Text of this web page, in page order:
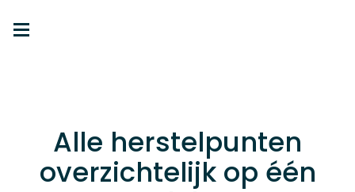
Alle herstelpunten
overzichtelijk op één